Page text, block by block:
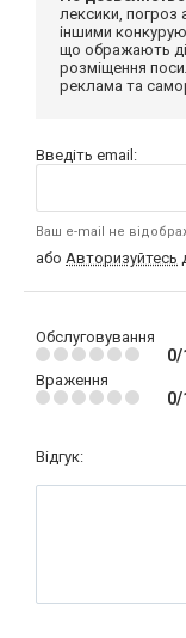
лексики, погроз
іншими
що ображають
розміщення
реклама та
Введіть email:
Ваш e-mail не
або Авторизуйтесь
Обслуговування
0/
Враження
0/
Відгук: